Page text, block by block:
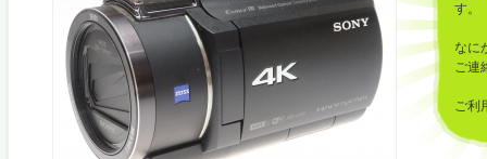
す。
なに
ご連
ご利